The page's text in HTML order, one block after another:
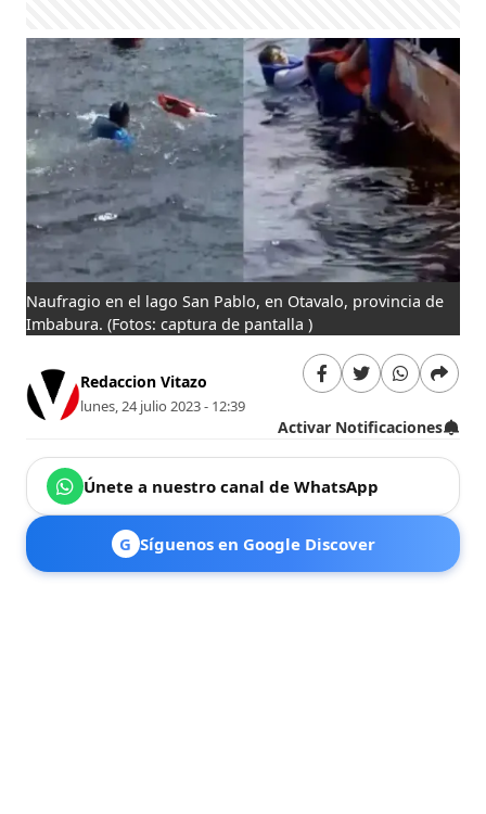
Naufragio en el lago San Pablo, en Otavalo, provincia de
Imbabura.(Fotos: captura de pantalla )
Redaccion Vitazo
lunes, 24 julio 2023 - 12:39
Activar Notificaciones
Únete a nuestro canal de WhatsApp
G Síguenos en Google Discover